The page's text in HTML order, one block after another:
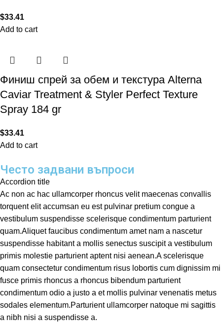
$33.41
Add to cart
Финиш спрей за обем и текстура Alterna
Caviar Treatment & Styler Perfect Texture
Spray 184 gr
$33.41
Add to cart
Често задвани въпроси
Accordion title
Ac non ac hac ullamcorper rhoncus velit maecenas convallis
torquent elit accumsan eu est pulvinar pretium congue a
vestibulum suspendisse scelerisque condimentum parturient
quam.Aliquet faucibus condimentum amet nam a nascetur
suspendisse habitant a mollis senectus suscipit a vestibulum
primis molestie parturient aptent nisi aenean.A scelerisque
quam consectetur condimentum risus lobortis cum dignissim mi
fusce primis rhoncus a rhoncus bibendum parturient
condimentum odio a justo a et mollis pulvinar venenatis metus
sodales elementum.Parturient ullamcorper natoque mi sagittis
a nibh nisi a suspendisse a.